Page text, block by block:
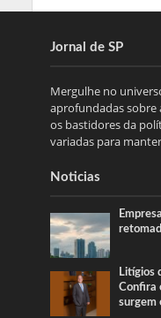
Jornal de SP
Mergulhe no
aprofundadas sobre
os bastidores da
variadas para
Noticias
Litígios
Confira
surgem